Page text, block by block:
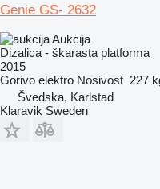
Genie GS- 2632
Aukcija
Dizalica - škarasta platforma
2015
Gorivo elektro Nosivost 227
Švedska, Karlstad
Klaravik Sweden